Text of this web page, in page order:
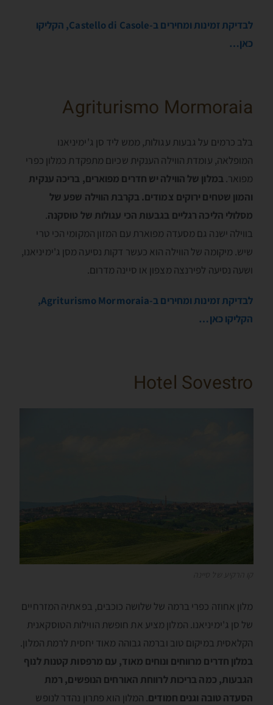
לבדיקת זמינות ומחירים ב-Castello di Casole, הקליקו
כאן…
Agriturismo Mormoraia
בלב כרמים על גבעות עגולות, ממש ליד סן ג'ימיניאנו
המופלאה, עומדת הווילה הענקית שכיום מתפקדת כמלון כפרי
מפואר. במלון של הווילה יש חדרים מפוארים, בריכה ענקית
והמון שטחים ירוקים צמודים. בקרבת הווילה שפע של
מסלולי הליכה רגליים בגבעות הכי עגולות של טוסקנה.
בווילה ישנה גם מסעדה מפוארת עם המזון המקומי הכי טרי
שיש. מיקומה של הווילה הוא כעשר דקות נסיעה מסן ג'ימיניאנו,
ושעה נסיעה לפירנצה מצפון או סיינה מדרום.
לבדיקת זמינות ומחירים ב-Agriturismo Mormoraia,
הקליקו כאן…
Hotel Sovestro
מלון אחוזה כפרי ברמה של שלושה כוכבים, בפאתיה המזרחיים
של סן ג'ימיניאנו. המלון מציע את חופשת הווילות הטוסקאנית
הקלאסית במיקום טוב וברמה גבוהה מאוד יחסית לרמת המלון.
במלון חדרים מרווחים ונוחים מאוד, עם מרפסות קטנות לנוף
הגבעות, כמה בריכות לרווחת האורחים הנופשים, רמת
הסעדה טובה וגנים חמודים. המלון הוא פתרון נהדר לנופש